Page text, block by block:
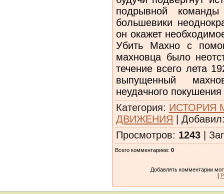
подрывной
большевики
он окажет
Убить Махно с
махновца было
течение всего лета
выпущенный
неудачного
Категория: ИСТОРИЯ
ДВИЖЕНИЯ | Добавил
Просмотров: 1243 |
Всего комментариев: 0
Добавлять комментарии
[